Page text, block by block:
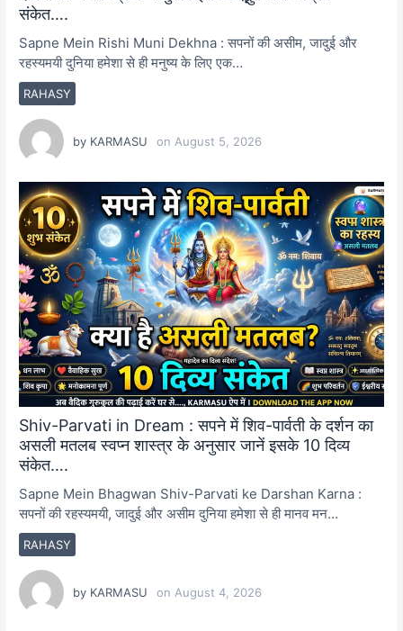
संकेत….
RAHASY
Sapne Mein Rishi Muni Dekhna : सपनों की असीम, जादुई और
रहस्यमयी दुनिया हमेशा से ही मनुष्य के लिए एक…
by KARMASU onAugust 5, 2026
Shiv-Parvati in Dream : सपने में शिव-पार्वती के दर्शन का
असली मतलब स्वप्न शास्त्र के अनुसार जानें इसके 10 दिव्य
संकेत….
RAHASY
Sapne Mein Bhagwan Shiv-Parvati ke Darshan Karna :
सपनों की रहस्यमयी, जादुई और असीम दुनिया हमेशा से ही मानव मन…
by KARMASU onAugust 4, 2026